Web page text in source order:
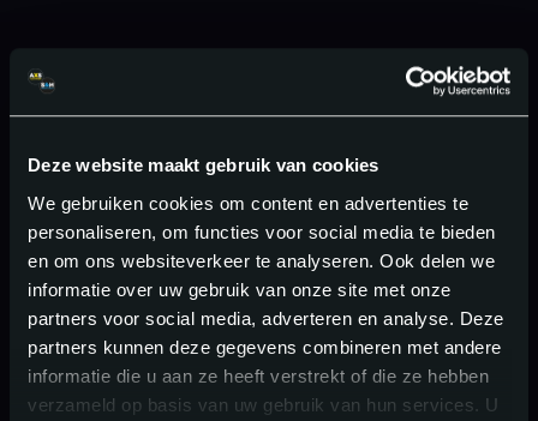
Deze website maakt gebruik van cookies
We gebruiken cookies om content en advertenties te
personaliseren, om functies voor social media te bieden
en om ons websiteverkeer te analyseren. Ook delen we
informatie over uw gebruik van onze site met onze
partners voor social media, adverteren en analyse. Deze
partners kunnen deze gegevens combineren met andere
informatie die u aan ze heeft verstrekt of die ze hebben
verzameld op basis van uw gebruik van hun services. U